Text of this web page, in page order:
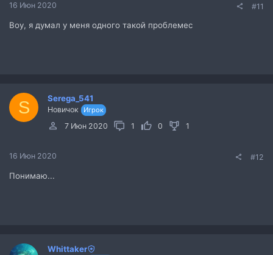
16 Июн 2020 #11
Воу, я думал у меня одного такой проблемес
S Serega_541
Новичок Игрок
7 Июн 2020 1 0 1
16 Июн 2020 #12
Понимаю...
Whittaker